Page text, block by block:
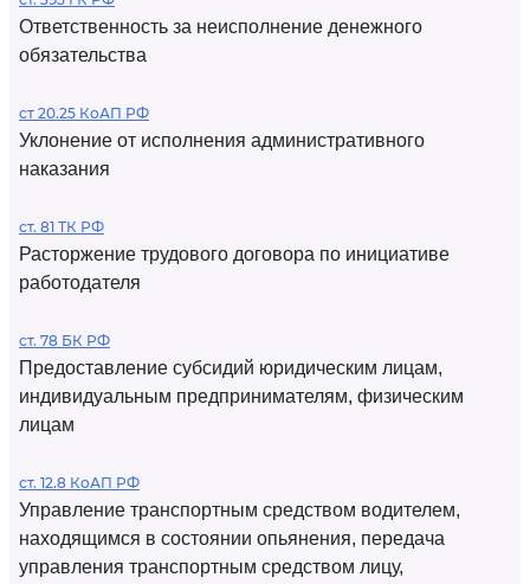
Ответственность за неисполнение денежного
обязательства
ст 20.25 КоАП РФ
Уклонение от исполнения административного
наказания
ст. 81 ТК РФ
Расторжение трудового договора по инициативе
работодателя
ст. 78 БК РФ
Предоставление субсидий юридическим лицам,
индивидуальным предпринимателям, физическим
лицам
ст. 12.8 КоАП РФ
Управление транспортным средством водителем,
находящимся в состоянии опьянения, передача
управления транспортным средством лицу,